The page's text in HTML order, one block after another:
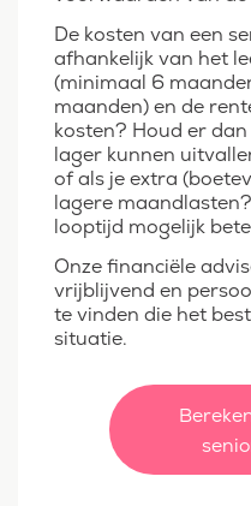
De kosten van een
afhankelijk van het
(minimaal 6
maanden) en de
kosten? Houd er
lager kunnen
of als je extra
lagere
looptijd mogelijk
Onze financiële
vrijblijvend en
te vinden die het
situatie.